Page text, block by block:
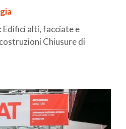
alti, facciate e
Chiusure di